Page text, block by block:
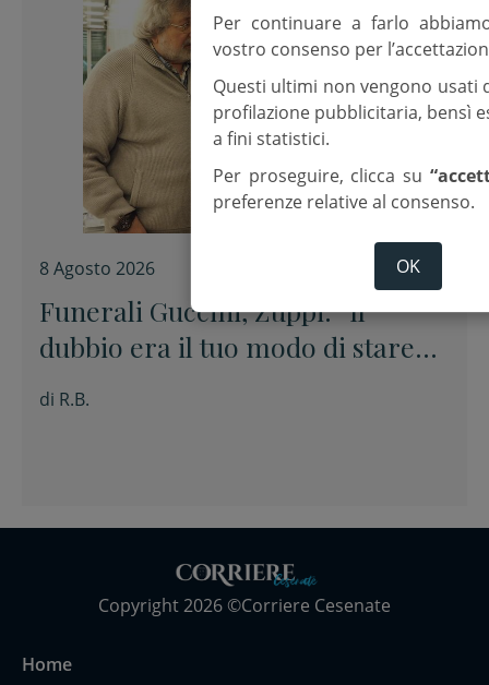
8 Agosto 2026
Funerali Guccini, Zuppi: “Il
dubbio era il tuo modo di stare
davanti alle cose senza barare”
di R.B.
Copyright 2026 ©Corriere Cesenate
Home
Per continuare a farlo
vostro consenso per
Questi ultimi non vengono usati
profilazione pubblicitaria, bensì
a fini statistici.
Per proseguire, clicca su
preferenze relative al consenso.
OK